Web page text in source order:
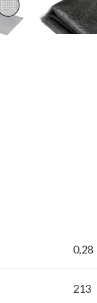
0,28
213